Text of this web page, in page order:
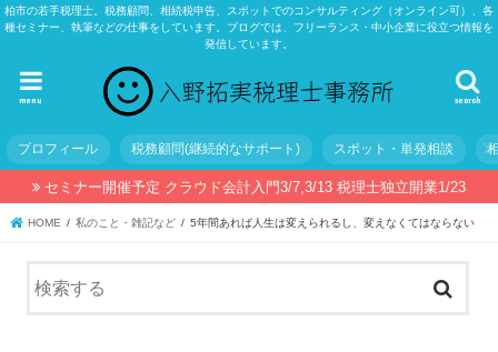
柏市の若手税理士。税務顧問、相続税申告、スポットでのコンサルティング（オンライン可）、各
種セミナー、執筆などの仕事をしています。ブログでは、フリーランス・中小企業に役立つ情報を
発信しています。
search
menu
プロフィール 税務顧問(継続的なサポート) スポット・単発相談
セミナー開催予定 クラウド会計入門3/7,3/13 税理士独立開業1/23
HOME 私のこと・雑記など 5年間あれば人生は変えられるし、変えなくてはならない